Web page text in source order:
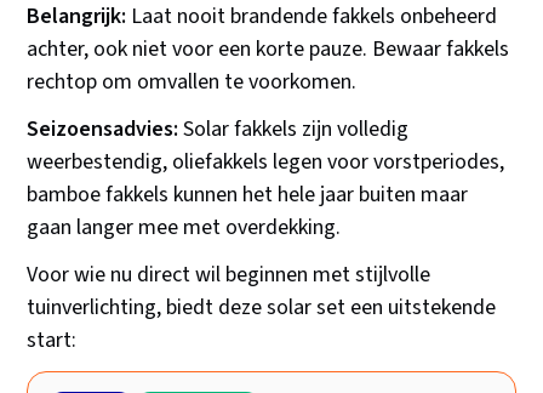
Belangrijk: Laat nooit brandende fakkels onbeheerd
achter, ook niet voor een korte pauze. Bewaar fakkels
rechtop om omvallen te voorkomen.
Seizoensadvies: Solar fakkels zijn volledig
weerbestendig, oliefakkels legen voor vorstperiodes,
bamboe fakkels kunnen het hele jaar buiten maar
gaan langer mee met overdekking.
Voor wie nu direct wil beginnen met stijlvolle
tuinverlichting, biedt deze solar set een uitstekende
start: